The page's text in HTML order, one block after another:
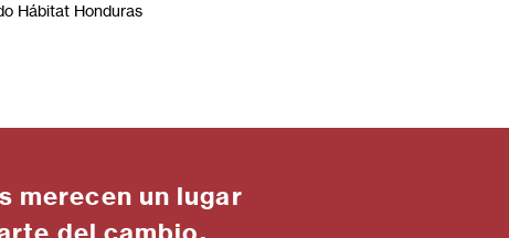
Hábitat Honduras
merecen un lugar